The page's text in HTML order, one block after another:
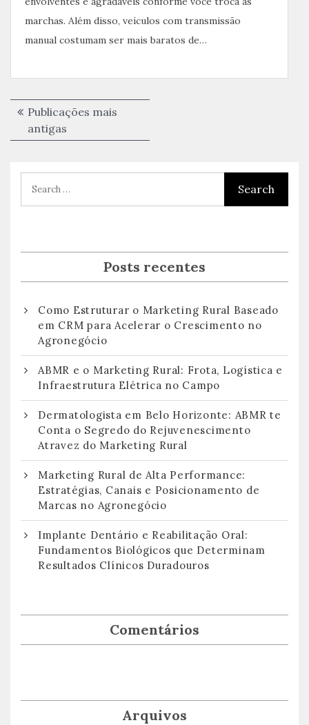
marchas. Além disso, veículos com transmissão
manual costumam ser mais baratos de…
Navegação
por
Publicações mais
antigas
Posts recentes
Como Estruturar o Marketing Rural Baseado
em CRM para Acelerar o Crescimento no
Agronegócio
ABMR e o Marketing Rural: Frota, Logística e
Infraestrutura Elétrica no Campo
Dermatologista em Belo Horizonte: ABMR te
Conta o Segredo do Rejuvenescimento
Atravez do Marketing Rural
Marketing Rural de Alta Performance:
Estratégias, Canais e Posicionamento de
Marcas no Agronegócio
Implante Dentário e Reabilitação Oral:
Fundamentos Biológicos que Determinam
Resultados Clínicos Duradouros
Comentários
Arquivos